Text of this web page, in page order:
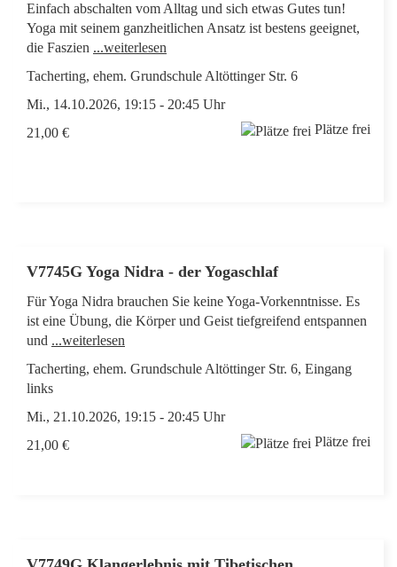
Einfach abschalten vom Alltag und sich etwas Gutes tun!
Yoga mit seinem ganzheitlichen Ansatz ist bestens geeignet,
die Faszien ...weiterlesen
Tacherting, ehem. Grundschule Altöttinger Str. 6
Mi., 14.10.2026, 19:15 - 20:45 Uhr
21,00 €
Plätze frei
V7745G Yoga Nidra - der Yogaschlaf
Für Yoga Nidra brauchen Sie keine Yoga-Vorkenntnisse. Es
ist eine Übung, die Körper und Geist tiefgreifend entspannen
und ...weiterlesen
Tacherting, ehem. Grundschule Altöttinger Str. 6, Eingang
links
Mi., 21.10.2026, 19:15 - 20:45 Uhr
21,00 €
Plätze frei